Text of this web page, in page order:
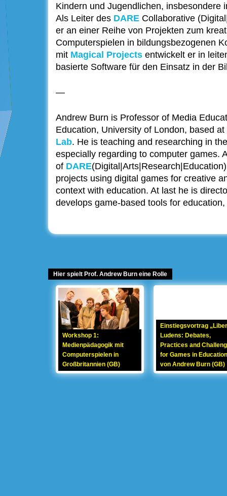
Kindern und Jugendlichen, insbesondere
Als Leiter des DARE Collaborative
er an einer Reihe von Projekten zum
Computerspielen in bildungsbezogenen
mit Magical Projects entwickelt er in
basierte Software für den Einsatz in der
—
Andrew Burn is Professor of Media
Education, University of London, based
Lab. He is teaching and researching in
especially regarding to computer games.
of DARE
projects using digital games for creative
context with education. At last he is
develops game-based tools for
Hier spielt Prof. Andrew Burn eine Rolle
Workshop 1:
Medienpädagogik mit
Computerspielen in
Großbritannien (GB)
Einstiegsvortrag „Liber
Ludens: Debates,
Practices and
for Games in
von Andrew Burn (GB)